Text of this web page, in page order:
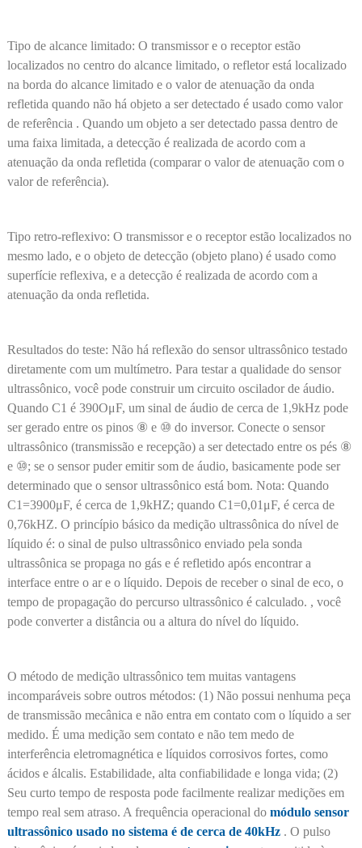
Tipo de alcance limitado: O transmissor e o receptor estão
localizados no centro do alcance limitado, o refletor está localizado
na borda do alcance limitado e o valor de atenuação da onda
refletida quando não há objeto a ser detectado é usado como valor
de referência . Quando um objeto a ser detectado passa dentro de
uma faixa limitada, a detecção é realizada de acordo com a
atenuação da onda refletida (comparar o valor de atenuação com o
valor de referência).
Tipo retro-reflexivo: O transmissor e o receptor estão localizados no
mesmo lado, e o objeto de detecção (objeto plano) é usado como
superfície reflexiva, e a detecção é realizada de acordo com a
atenuação da onda refletida.
Resultados do teste: Não há reflexão do sensor ultrassônico testado
diretamente com um multímetro. Para testar a qualidade do sensor
ultrassônico, você pode construir um circuito oscilador de áudio.
Quando C1 é 390OμF, um sinal de áudio de cerca de 1,9kHz pode
ser gerado entre os pinos ⑧ e ⑩ do inversor. Conecte o sensor
ultrassônico (transmissão e recepção) a ser detectado entre os pés ⑧
e ⑩; se o sensor puder emitir som de áudio, basicamente pode ser
determinado que o sensor ultrassônico está bom. Nota: Quando
C1=3900μF, é cerca de 1,9kHZ; quando C1=0,01μF, é cerca de
0,76kHZ. O princípio básico da medição ultrassônica do nível de
líquido é: o sinal de pulso ultrassônico enviado pela sonda
ultrassônica se propaga no gás e é refletido após encontrar a
interface entre o ar e o líquido. Depois de receber o sinal de eco, o
tempo de propagação do percurso ultrassônico é calculado. , você
pode converter a distância ou a altura do nível do líquido.
O método de medição ultrassônico tem muitas vantagens
incomparáveis ​​sobre outros métodos: (1) Não possui nenhuma peça
de transmissão mecânica e não entra em contato com o líquido a ser
medido. É uma medição sem contato e não tem medo de
interferência eletromagnética e líquidos corrosivos fortes, como
ácidos e álcalis. Estabilidade, alta confiabilidade e longa vida; (2)
Seu curto tempo de resposta pode facilmente realizar medições em
tempo real sem atraso. A frequência operacional do módulo sensor
ultrassônico usado no sistema é de cerca de 40kHz. O pulso